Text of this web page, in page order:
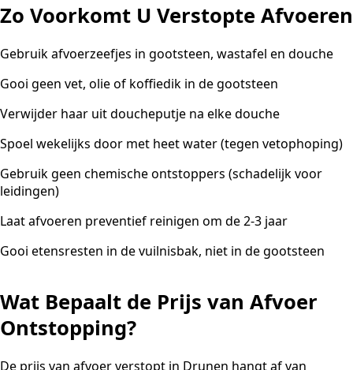
Zo Voorkomt U Verstopte Afvoeren
Gebruik afvoerzeefjes in gootsteen, wastafel en douche
Gooi geen vet, olie of koffiedik in de gootsteen
Verwijder haar uit doucheputje na elke douche
Spoel wekelijks door met heet water (tegen vetophoping)
Gebruik geen chemische ontstoppers (schadelijk voor
leidingen)
Laat afvoeren preventief reinigen om de 2-3 jaar
Gooi etensresten in de vuilnisbak, niet in de gootsteen
Wat Bepaalt de Prijs van Afvoer
Ontstopping?
De prijs van afvoer verstopt in Drunen hangt af van